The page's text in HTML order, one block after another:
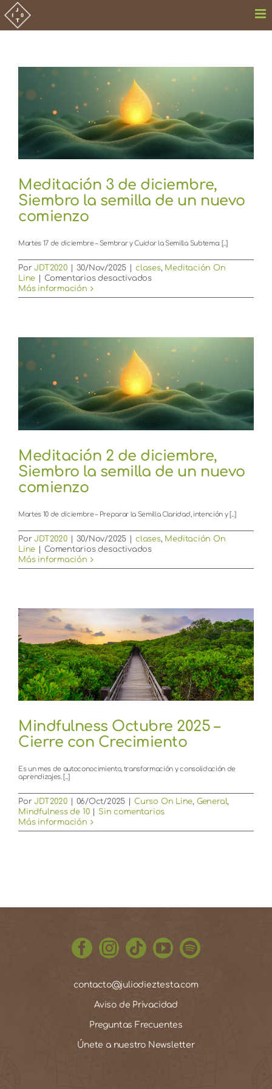
Saltar
al
contenido
Meditación 3 de diciembre,
Siembro la semilla de un nuevo
comienzo
Martes 17 de diciembre – Sembrar y Cuidar la Semilla Subtema: [...]
PorJDT2020 30/Nov/2025 clases, Meditación On
Line
Comentarios desactivadosen
3
la
semilla
nuevo
comienzo
Más información
Meditación 2 de diciembre,
Siembro la semilla de un nuevo
comienzo
Martes 10 de diciembre – Preparar la Semilla Claridad, intención y [...]
PorJDT2020 30/Nov/2025 clases, Meditación On
Line
Comentarios desactivadosen
2
la
semilla
de
un
nuevo
comienzo
Más información
Mindfulness Octubre 2025 –
Cierre con Crecimiento
Es un mes de autoconocimiento, transformación y consolidación de
aprendizajes. [...]
PorJDT2020 06/Oct/2025 Curso On Line, General,
Mindfulness de 10
Sin comentarios
Más información
contacto@juliodieztesta.com
Aviso de Privacidad
Preguntas Frecuentes
Únete a nuestro Newsletter